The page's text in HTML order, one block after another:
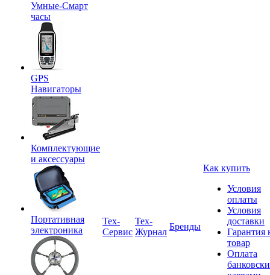
Умные-Смарт
часы
GPS
Навигаторы
Комплектующие
и аксессуары
Портативная
электроника
Tex-
Сервис
Тех-
Журнал
Бренды
Как купить
Условия
оплаты
Условия
доставки
Гарантия
товар
Оплата